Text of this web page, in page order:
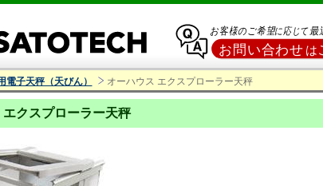
電子天秤（天びん） オーハウス エクスプローラー天秤
クスプローラー天秤